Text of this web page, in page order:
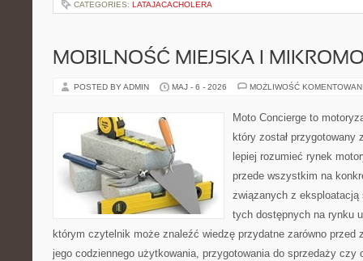
CATEGORIES: LATAJACACHOLERA
MOBILNOŚĆ MIEJSKA I
POSTED BY ADMIN MAJ - 6 - 2026 MOŻLIWOŚĆ
Moto Concierge to
który został
lepiej rozumieć rynek
przede wszystkim na
związanych z eksploatacją
tych dostępnych na rynku
którym czytelnik może znaleźć wiedzę przydatne zarówno przed
jego codziennego użytkowania, przygotowania do sprzedaży czy